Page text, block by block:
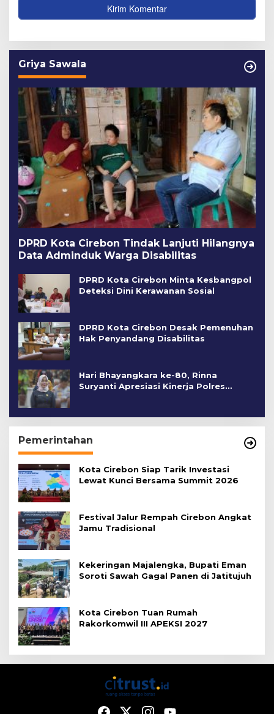
Griya Sawala
DPRD Kota Cirebon Tindak Lanjuti Hilangnya
Data Adminduk Warga Disabilitas
DPRD Kota Cirebon Minta Kesbangpol
Deteksi Dini Kerawanan Sosial
DPRD Kota Cirebon Desak Pemenuhan
Hak Penyandang Disabilitas
Hari Bhayangkara ke-80, Rinna
Suryanti Apresiasi Kinerja Polres
Pemerintahan
Kota Cirebon Siap Tarik Investasi
Lewat Kunci Bersama Summit 2026
Festival Jalur Rempah Cirebon Angkat
Jamu Tradisional
Kekeringan Majalengka, Bupati Eman
Soroti Sawah Gagal Panen di Jatitujuh
Kota Cirebon Tuan Rumah
Rakorkomwil III APEKSI 2027